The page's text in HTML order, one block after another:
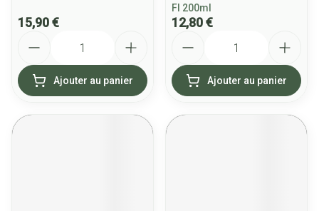
15,90 €
Ajouter au panier
Fl 200ml
12,80 €
Ajouter au panier